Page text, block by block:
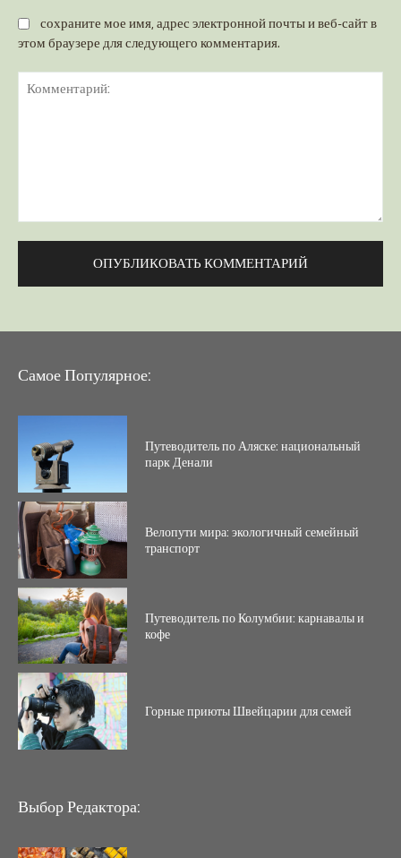
сохраните мое имя, адрес электронной почты и веб-сайт в
этом браузере для следующего комментария.
Самое Популярное:
Путеводитель по Аляске: национальный
парк Денали
Велопути мира: экологичный семейный
транспорт
Путеводитель по Колумбии: карнавалы и
кофе
Горные приюты Швейцарии для семей
Выбор Редактора: